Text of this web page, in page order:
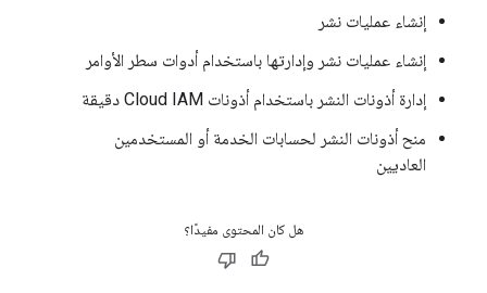
إنشاء عمليات نشر
إنشاء عمليات نشر وإدارتها باستخدام أدوات سطر الأوامر
إدارة أذونات النشر باستخدام أذونات Cloud IAM دقيقة
منح أذونات النشر لحسابات الخدمة أو المستخدمين
العاديين
هل كان المحتوى مفيدًا؟